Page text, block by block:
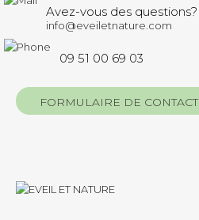
Avez-vous des questions?
info@eveiletnature.com
09 51 00 69 03
FORMULAIRE DE CONTACT